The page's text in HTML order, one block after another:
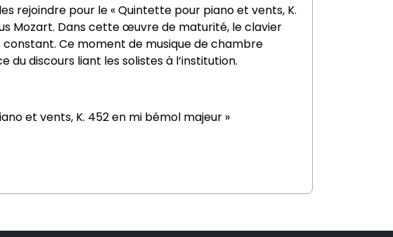
rejoindre pour le « Quintette pour piano et vents, K.
Mozart. Dans cette œuvre de maturité, le clavier
Ce moment de musique de chambre
discours liant les solistes à l’institution.
et vents, K. 452 en mi bémol majeur »